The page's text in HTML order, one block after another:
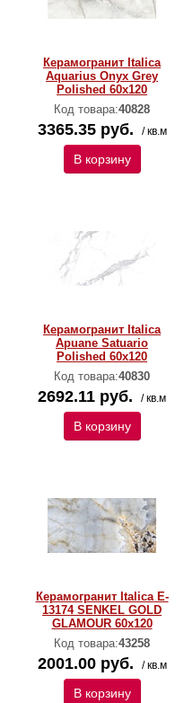
Керамогранит Italica
Aquarius Onyx Grey
Polished 60х120
Код товара:40828
3365.35 руб. / кв.м
В корзину
Керамогранит Italica
Apuane Satuario
Polished 60х120
Код товара:40830
2692.11 руб. / кв.м
В корзину
Керамогранит Italica E-
13174 SENKEL GOLD
GLAMOUR 60х120
Код товара:43258
2001.00 руб. / кв.м
В корзину